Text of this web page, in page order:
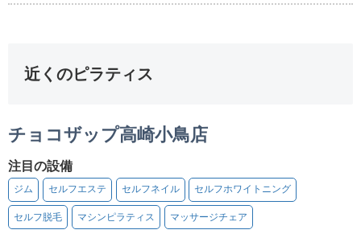
近くのピラティス
チョコザップ高崎小鳥店
注目の設備
ジム セルフエステ セルフネイル セルフホワイトニング
セルフ脱毛 マシンピラティス マッサージチェア